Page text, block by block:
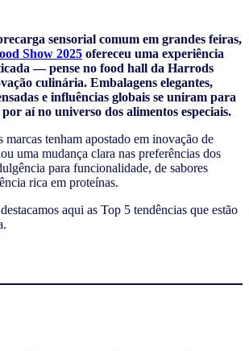
sensorial comum em grandes feiras,
Show 2025 ofereceu uma experiência
— pense no food hall da Harrods
culinária. Embalagens elegantes,
e influências globais se uniram para
aí no universo dos alimentos especiais.
marcas tenham apostado em inovação de
uma mudança clara nas preferências dos
para funcionalidade, de sabores
rica em proteínas.
aqui as Top 5 tendências que estão